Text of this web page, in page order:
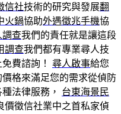
信社技術的研究與發展翻
火鍋協助外遇徵兆手機協
調查我們的責任就是讓這段
調查我們都有專業尋人技
費諮詢！ 尋人啟事給您
格來滿足您的需求從偵防
法律服務， 台東海景民
價徵信社業中之首私家偵